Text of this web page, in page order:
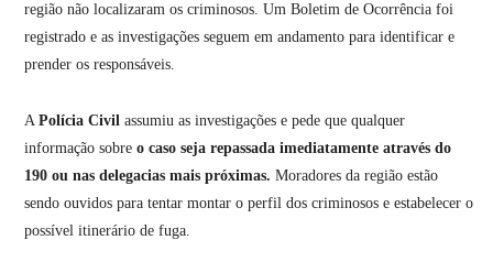
região não localizaram os criminosos. Um Boletim de Ocorrência foi
registrado e as investigações seguem em andamento para identificar e
prender os responsáveis.
A Polícia Civil assumiu as investigações e pede que qualquer
informação sobre o caso seja repassada imediatamente através do
190 ou nas delegacias mais próximas. Moradores da região estão
sendo ouvidos para tentar montar o perfil dos criminosos e estabelecer o
possível itinerário de fuga.